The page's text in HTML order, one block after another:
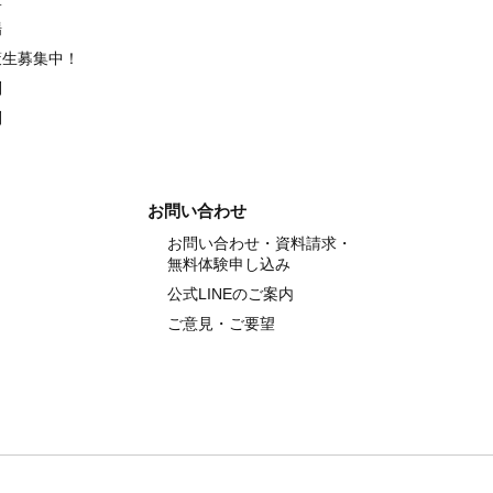
募集中！
お問い合わせ
お問い合わせ・資料請求・
無料体験申し込み
公式LINEのご案内
ご意見・ご要望